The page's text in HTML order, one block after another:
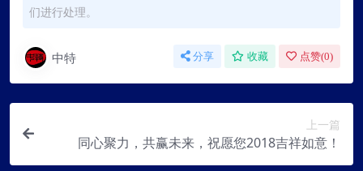
们进行处理。
中特 分享 收藏 点赞(0)
上一篇
同心聚力，共赢未来，祝愿您2018吉祥如意！